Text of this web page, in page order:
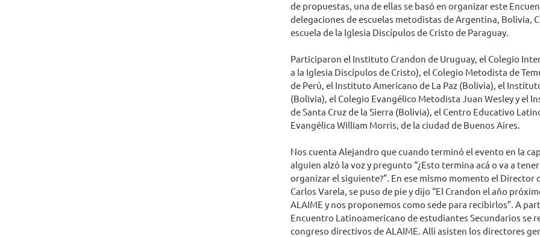
de propuestas, una de ellas se basó en organizar este
delegaciones de escuelas metodistas de Argentina, Bolivia,
escuela de la Iglesia Discípulos de Cristo de Paraguay.
Participaron el Instituto Crandon de Uruguay, el Colegio
a la Iglesia Discípulos de Cristo), el Colegio Metodista de
de Perú, el Instituto Americano de La Paz (Bolivia), el
(Bolivia), el Colegio Evangélico Metodista Juan Wesley y el
de Santa Cruz de la Sierra (Bolivia), el Centro Educativo
Evangélica William Morris, de la ciudad de Buenos Aires.
Nos cuenta Alejandro que cuando terminó el evento en la
alguien alzó la voz y pregunto “¿Esto termina acá o va a
organizar el siguiente?”. En ese mismo momento el
Carlos Varela, se puso de pie y dijo “El Crandon el año
ALAIME y nos proponemos como sede para recibirlos”. A
Encuentro Latinoamericano de estudiantes Secundarios se
congreso directivos de ALAIME. Allí asisten los directores